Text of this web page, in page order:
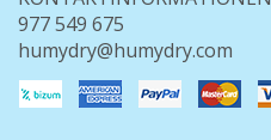
977 549 675
humydry@humydry.com